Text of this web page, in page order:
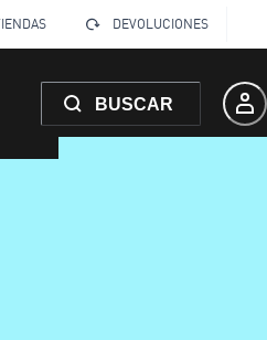
DEVOLUCIONES
BUSCAR